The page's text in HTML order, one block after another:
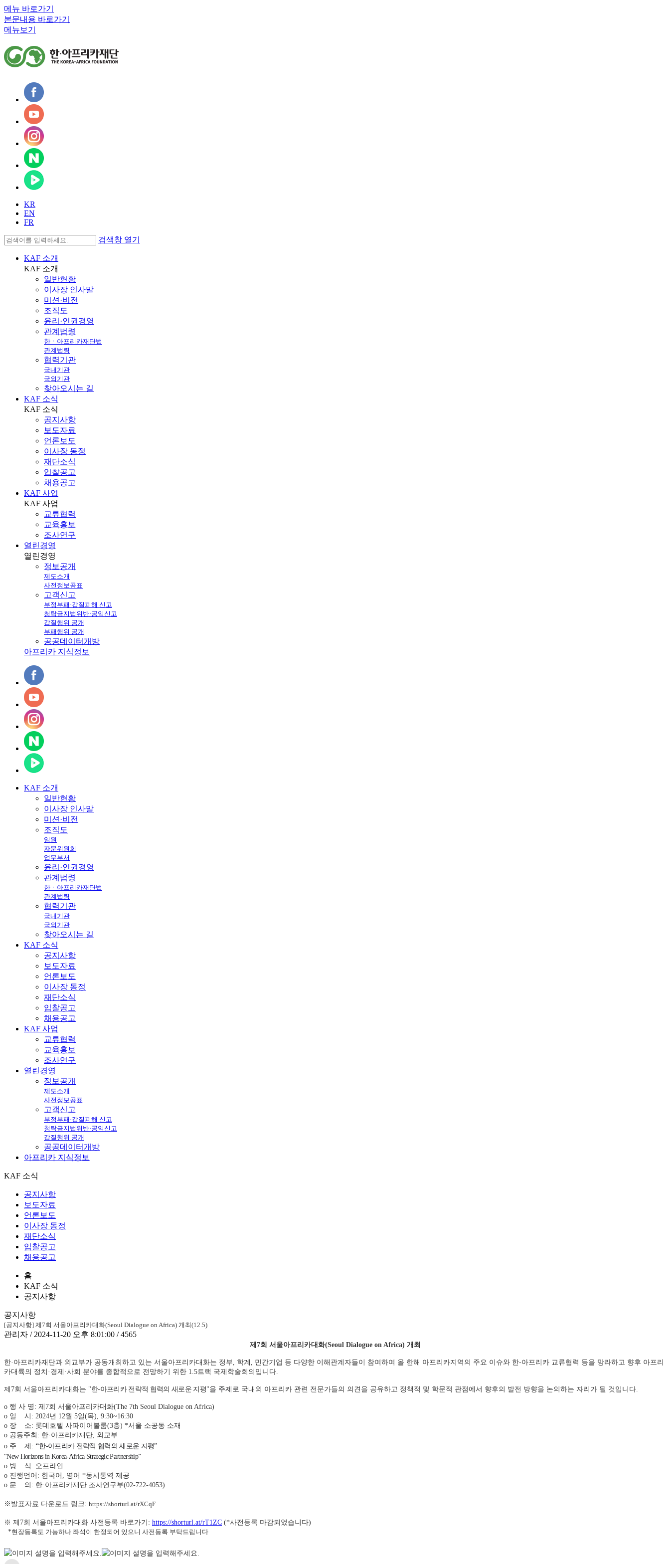
메뉴 바로가기
본문내용 바로가기
메뉴보기
KR
EN
FR
검색창 열기
KAF 소개
KAF 소개
일반현황
이사장 인사말
미션·비전
조직도
윤리·인권경영
관계법령
한ㆍ아프리카재단법
관계법령
협력기관
국내기관
국외기관
찾아오시는 길
KAF 소식
KAF 소식
공지사항
보도자료
언론보도
이사장 동정
재단소식
입찰공고
채용공고
KAF 사업
KAF 사업
교류협력
교육홍보
조사연구
열린경영
열린경영
정보공개
제도소개
사전정보공표
고객신고
부정부패·갑질피해 신고
청탁금지법위반·공익신고
갑질행위 공개
부패행위 공개
공공데이터개방
아프리카 지식정보
KAF 소개
일반현황
이사장 인사말
미션·비전
조직도
임원
자문위원회
업무부서
윤리·인권경영
관계법령
한ㆍ아프리카재단법
관계법령
협력기관
국내기관
국외기관
찾아오시는 길
KAF 소식
공지사항
보도자료
언론보도
이사장 동정
재단소식
입찰공고
채용공고
KAF 사업
교류협력
교육홍보
조사연구
열린경영
정보공개
제도소개
사전정보공표
고객신고
부정부패·갑질피해 신고
청탁금지법위반·공익신고
갑질행위 공개
공공데이터개방
아프리카 지식정보
KAF 소식
공지사항
보도자료
언론보도
이사장 동정
재단소식
입찰공고
채용공고
홈
KAF 소식
공지사항
공지사항
[공지사항] 제7회 서울아프리카대화(Seoul Dialogue on Africa) 개최(12.5)
관리자 / 2024-11-20 오후 8:01:00 / 4565
제7회 서울아프리카대화(Seoul Dialogue on Africa) 개최
한·아프리카재단과 외교부가 공동개최하고 있는 서울아프리카대화는 정부, 학계, 민간기업 등 다양한 이해관계자들이 참여하여 올 한해 아프리카지역의 주요 이슈와 한-아프리카 교류협력 등을 망라하고 향후 아프리
카대륙의 정치·경제·사회 분야를 종합적으로 전망하기 위한 1.5트랙 국제학술회의입니다.
제7회 서울아프리카대화는 "한-아프리카 전략적 협력의 새로운 지평"을 주제로 국내외 아프리카 관련 전문가들의 의견을 공유하고 정책적 및 학문적 관점에서 향후의 발전 방향을 논의하는 자리가 될 것입니다.
o 행 사 명: 제7회 서울아프리카대화(The 7th Seoul Dialogue on Africa)
o 일 시: 2024년 12월 5일(목), 9:30~16:30
o 장 소: 롯데호텔 사파이어볼룸(3층) *서울 소공동 소재
o 공동주최: 한· 아프리카재단, 외교부
o 주 제: “한-아프리카 전략적 협력의 새로운 지평”
“New Horizons in Korea-Africa Strategic Partnership”
o 방 식: 오프라인
o 진행언어: 한국어, 영어 *동시통역 제공
o 문 의: 한· 아프리카재단 조사연구부(02-722-4053)
※발표자료 다운로드 링크: https://shorturl.at/rXCqF
※ 제7회 서울아프리카대화 사전등록 바로가기: https://shorturl.at/rT1ZC (*사전등록 마감되었습니다)
*현장등록도 가능하나 좌석이 한정되어 있으니 사전등록 부탁드립니다